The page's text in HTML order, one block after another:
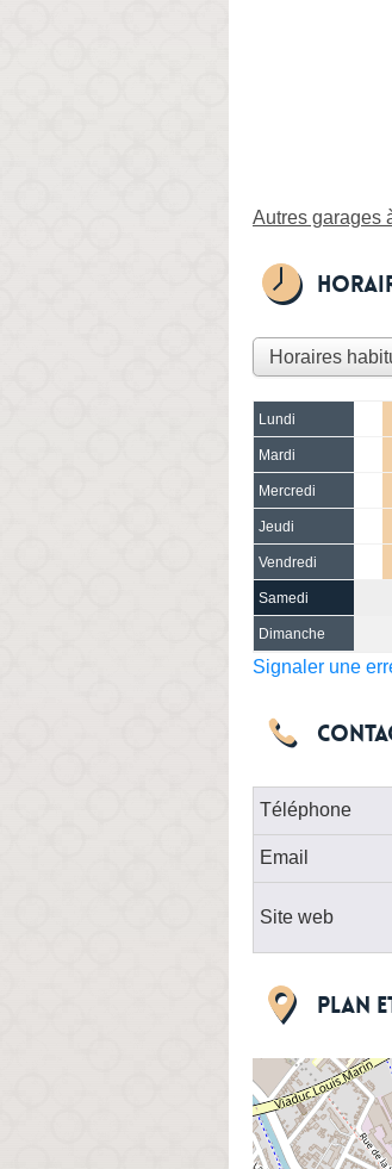
Autres garages
Lundi
Mardi
Mercredi
Jeudi
Vendredi
Samedi
Dimanche
Signaler une
Téléphone
Email
Site web
Plan